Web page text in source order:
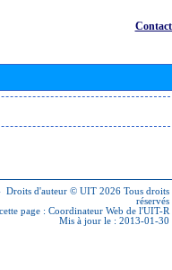
Droits d'auteur © UIT 2026 Tous droits
réservés
page : Coordinateur Web de l'UIT-R
Mis à jour le : 2013-01-30